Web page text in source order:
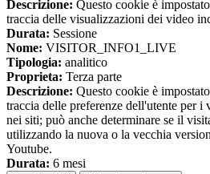
Descrizione: Questo cookie è
traccia delle visualizzazioni dei video
Durata: Sessione
Nome: VISITOR_INFO1_LIVE
Tipologia: analitico
Proprieta: Terza parte
Descrizione: Questo cookie è
traccia delle preferenze dell'utente per
nei siti; può anche determinare se il
utilizzando la nuova o la vecchia
Youtube.
Durata: 6 mesi